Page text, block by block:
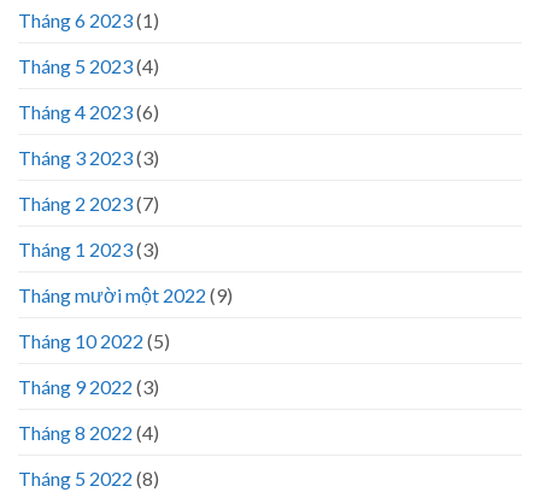
Tháng 6 2023(1)
Tháng 5 2023(4)
Tháng 4 2023(6)
Tháng 3 2023(3)
Tháng 2 2023(7)
Tháng 1 2023(3)
Tháng mười một 2022 (9)
Tháng 10 2022 (5)
Tháng 9 2022 (3)
Tháng 8 2022 (4)
Tháng 5 2022 (8)